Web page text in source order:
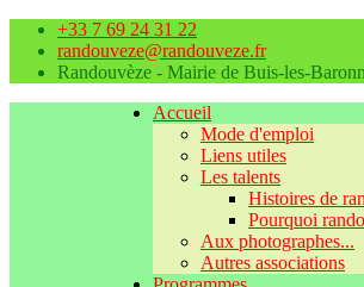
+33 7 69 24 31 22
randouveze@randouveze.fr
Randouvèze - Mairie de Buis-les-
Accueil
Mode d'emploi
Liens utiles
Les talents
Histoires de
Pourquoi
Aux photographes...
Autres associations